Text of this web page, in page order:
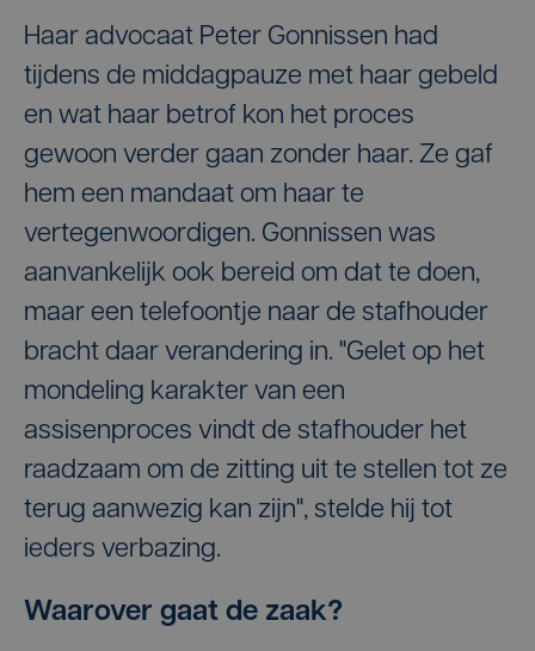
Haar advocaat Peter Gonnissen had
tijdens de middagpauze met haar gebeld
en wat haar betrof kon het proces
gewoon verder gaan zonder haar. Ze gaf
hem een mandaat om haar te
vertegenwoordigen. Gonnissen was
aanvankelijk ook bereid om dat te doen,
maar een telefoontje naar de stafhouder
bracht daar verandering in. "Gelet op het
mondeling karakter van een
assisenproces vindt de stafhouder het
raadzaam om de zitting uit te stellen tot ze
terug aanwezig kan zijn", stelde hij tot
ieders verbazing.
Waarover gaat de zaak?